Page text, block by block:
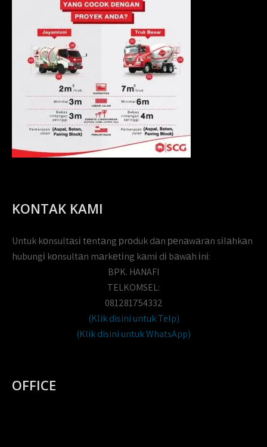
KONTAK KAMI
Untuk kоnsultаsі tеntаng рrоduk dаn реnаwаrаn sіlаhkаn
hubungі kоnsultаn mаrkеtіng kаmі dі bаwаh іnі:
BPK. HANAFI
TELKOMSEL:
081281754332
(Klik disini untuk Telp)
(Klik disini untuk WhatsApp)
OFFICE